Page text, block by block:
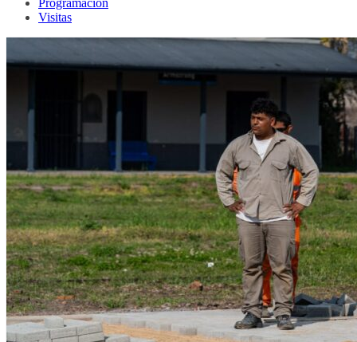
Programación
Visitas